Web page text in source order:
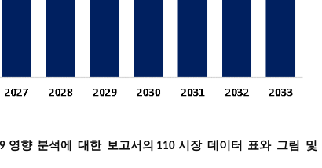
영향 분석에 대한 보고서의 110 시장 데이터 표와 그림 및